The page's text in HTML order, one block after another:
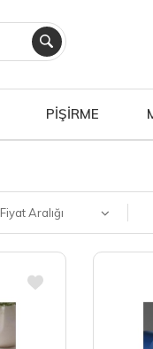
PİŞİRME
Fiyat Aralığı